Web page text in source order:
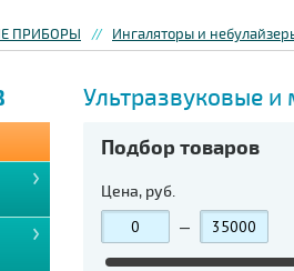
ПРИБОРЫ Ингаляторы и
Ультразвуковые и
Подбор товаров
Цена, руб.
—